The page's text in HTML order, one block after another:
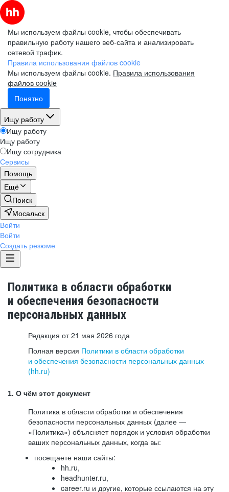
Мы используем файлы cookie, чтобы обеспечивать
правильную работу нашего веб-сайта и анализировать
сетевой трафик.
Правила использования файлов cookie
Мы используем файлы cookie. Правила использования
файлов cookie
Понятно
Ищу работу
Ищу работу
Ищу работу
Ищу сотрудника
Сервисы
Помощь
Ещё
Поиск
Мосальск
Войти
Войти
Создать резюме
Политика в области обработки
и обеспечения безопасности
персональных данных
Редакция от 21 мая 2026 года
Полная версия Политики в области обработки
и обеспечения безопасности персональных данных
(hh.ru)
1. О чём этот документ
Политика в области обработки и обеспечения
безопасности персональных данных (далее —
«Политика») объясняет порядок и условия обработки
ваших персональных данных, когда вы:
посещаете наши сайты:
hh.ru,
headhunter.ru,
career.ru и другие, которые ссылаются на эту